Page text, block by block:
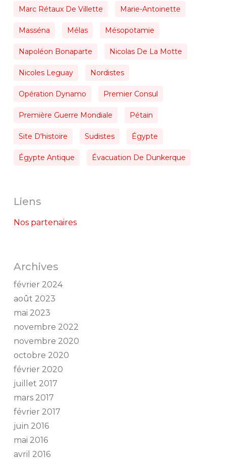
Marc Rétaux De Villette Marie-Antoinette
Masséna Mélas Mésopotamie
Napoléon Bonaparte Nicolas De La Motte
Nicoles Leguay Nordistes
Opération Dynamo Premier Consul
Première Guerre Mondiale Pétain
Site D'histoire Sudistes Égypte
Égypte Antique Évacuation De Dunkerque
Liens
Nos partenaires
Archives
février 2024
août 2023
mai 2023
novembre 2022
novembre 2020
octobre 2020
février 2020
juillet 2017
mars 2017
février 2017
juin 2016
mai 2016
avril 2016